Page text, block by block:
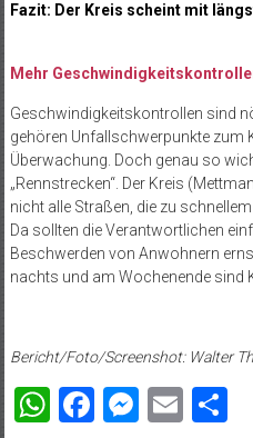
Fazit: Der Kreis scheint mit
Mehr
Geschwindigkeitskontrollen sind
gehören Unfallschwerpunkte zum
Überwachung. Doch genau so
„Rennstrecken“. Der Kreis
nicht alle Straßen, die zu
Da sollten die Verantwortlichen
Beschwerden von Anwohnern
nachts und am Wochenende sind
Bericht/Foto/Screenshot: Walter
WhatsApp
Facebook
Email